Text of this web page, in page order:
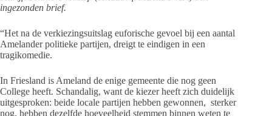
ingezonden brief.
“Het na de verkiezingsuitslag euforische gevoel bij een aantal
Amelander politieke partijen, dreigt te eindigen in een
tragikomedie.
In Friesland is Ameland de enige gemeente die nog geen
College heeft. Schandalig, want de kiezer heeft zich duidelijk
uitgesproken: beide locale partijen hebben gewonnen, sterker
nog, hebben dezelfde hoeveelheid stemmen binnen weten te